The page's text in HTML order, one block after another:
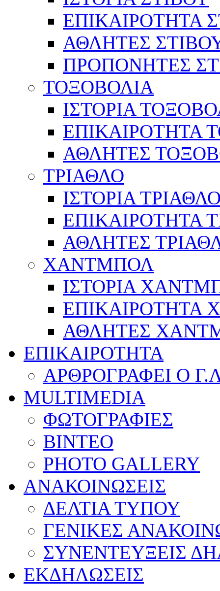
ΕΠΙΚΑΙΡΟΤΗΤΑ
ΑΘΛΗΤΕΣ
ΠΡΟΠΟΝΗΤΕΣ
ΤΟΞΟΒΟΛΙΑ
ΙΣΤΟΡΙΑ
ΕΠΙΚΑΙΡΟΤΗΤΑ
ΑΘΛΗΤΕΣ
ΤΡΙΑΘΛΟ
ΙΣΤΟΡΙΑ
ΕΠΙΚΑΙΡΟΤΗΤΑ
ΑΘΛΗΤΕΣ
ΧΑΝΤΜΠΟΛ
ΙΣΤΟΡΙΑ
ΕΠΙΚΑΙΡΟΤΗΤΑ
ΑΘΛΗΤΕΣ
ΕΠΙΚΑΙΡΟΤΗΤΑ
ΑΡΘΡΟΓΡΑΦΕΙ Ο
MULTIMEDIA
ΦΩΤΟΓΡΑΦΙΕΣ
ΒΙΝΤΕΟ
PHOTO GALLERY
ΑΝΑΚΟΙΝΩΣΕΙΣ
ΔΕΛΤΙΑ ΤΥΠΟΥ
ΓΕΝΙΚΕΣ
ΣΥΝΕΝΤΕΥΞΕΙΣ
ΕΚΔΗΛΩΣΕΙΣ